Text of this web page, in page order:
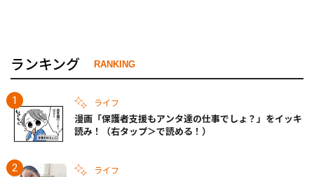
ランキング RANKING
ライフ
漫画「保護者支援もアンタ達の仕事でしょ？」をイッキ
読み！（右タップ＞で読める！）
ライフ